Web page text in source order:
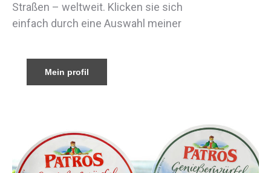
Straßen – weltweit. Klicken sie sich
einfach durch eine Auswahl meiner
Mein profil